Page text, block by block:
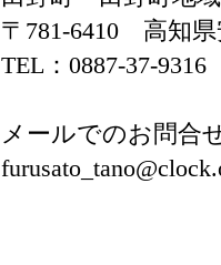
〒781-6410 高知県
TEL：0887-37-9316
メールでのお問合